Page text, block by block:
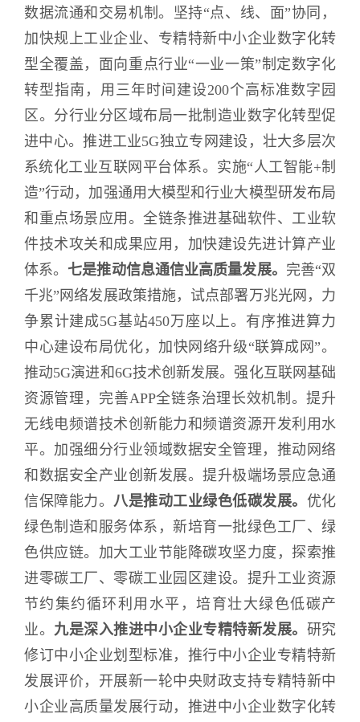
数据流通和交易机制。坚持“点、线、面”协同，
加快规上工业企业、专精特新中小企业数字化转
型全覆盖，面向重点行业“一业一策”制定数字化
转型指南，用三年时间建设200个高标准数字园
区。分行业分区域布局一批制造业数字化转型促
进中心。推进工业5G独立专网建设，壮大多层次
系统化工业互联网平台体系。实施“人工智能+制
造”行动，加强通用大模型和行业大模型研发布局
和重点场景应用。全链条推进基础软件、工业软
件技术攻关和成果应用，加快建设先进计算产业
体系。 七是推动信息通信业高质量发展。 完善“双
千兆”网络发展政策措施，试点部署万兆光网，力
争累计建成5G基站450万座以上。有序推进算力
中心建设布局优化，加快网络升级“联算成网”。
推动5G演进和6G技术创新发展。强化互联网基础
资源管理，完善APP全链条治理长效机制。提升
无线电频谱技术创新能力和频谱资源开发利用水
平。加强细分行业领域数据安全管理，推动网络
和数据安全产业创新发展。提升极端场景应急通
信保障能力。 八是推动工业绿色低碳发展。 优化
绿色制造和服务体系，新培育一批绿色工厂、绿
色供应链。加大工业节能降碳攻坚力度，探索推
进零碳工厂、零碳工业园区建设。提升工业资源
节约集约循环利用水平，培育壮大绿色低碳产
业。 九是深入推进中小企业专精特新发展。 研究
修订中小企业划型标准，推行中小企业专精特新
发展评价，开展新一轮中央财政支持专精特新中
小企业高质量发展行动，推进中小企业数字化转